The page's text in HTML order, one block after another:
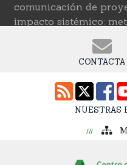
comunicación de
impacto sistémico:
Cambio transformativa'
Cursos
ciencias sociales' (2ª
Cursos
intelingente de datos'
CONTACTA
NUESTRAS